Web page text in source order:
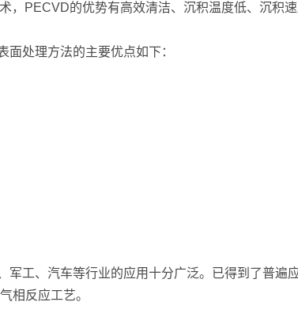
PECVD的优势有高效清洁、沉积温度低、沉积
处理方法的主要优点如下：
军工、汽车等行业的应用十分广泛。已得到了普遍
相反应工艺。